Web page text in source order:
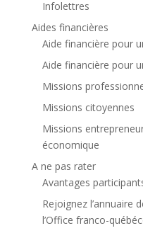
Infolettres
Aides financières
Aide financière pour
Aide financière pour
Missions
Missions citoyennes
Missions
économique
A ne pas rater
Avantages
Rejoignez l’annuaire
l’Office franco-